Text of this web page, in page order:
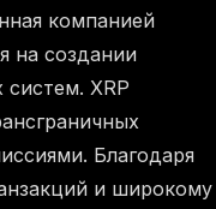
компанией
на создании
XRP
Благодаря
и широкому